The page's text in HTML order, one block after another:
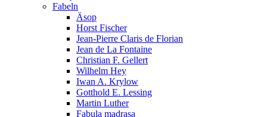
Fabeln
Äsop
Horst Fischer
Jean-Pierre Claris de Florian
Jean de La Fontaine
Christian F. Gellert
Wilhelm Hey
Iwan A. Krylow
Gotthold E. Lessing
Martin Luther
Fabula madrasa